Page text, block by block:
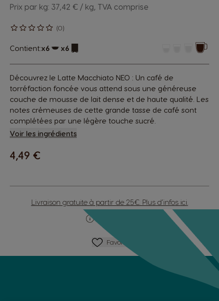
Prix par kg: 37,42 € / kg, TVA comprise
(0)
Contient:x6 x6
Découvrez le Latte Macchiato NEO : Un café de
torréfaction foncée vous attend sous une généreuse
couche de mousse de lait dense et de haute qualité. Les
notes crémeuses de cette grande tasse de café sont
complétées par une légère touche sucré.
Voir les ingrédients
4,49 €
Livraison gratuite à partir de 25€. Plus d’infos ici
Ajouter Aux Favoris
Favoris